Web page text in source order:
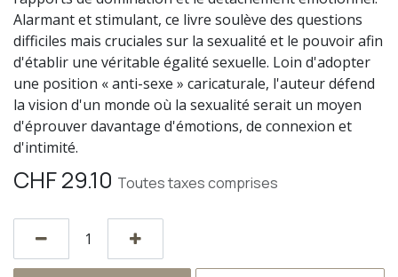
Alarmant et stimulant, ce livre soulève des questions
difficiles mais cruciales sur la sexualité et le pouvoir afin
d'établir une véritable égalité sexuelle. Loin d'adopter
une position « anti-sexe » caricaturale, l'auteur défend
la vision d'un monde où la sexualité serait un moyen
d'éprouver davantage d'émotions, de connexion et
d'intimité.
CHF29.10 Toutes taxes comprises